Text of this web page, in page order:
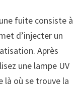
fuite consiste à
d’injecter un
Après
une lampe UV
là où se trouve la